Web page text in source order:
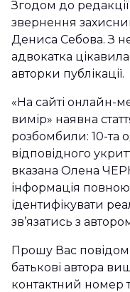
Згодом до
звернення
Дениса Себова. З
адвокатка
авторки публікації.
«На сайті онлайн-
вимір» наявна
розбомбили: 10-та
відповідного
вказана Олена
інформація
ідентифікувати
зв’язатись з
Прошу Вас
батькові автора
контактний номер